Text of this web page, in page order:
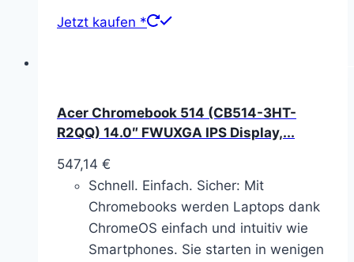
Jetzt kaufen *
Acer Chromebook 514 (CB514-3HT-
R2QQ) 14.0″ FWUXGA IPS Display,...
547,14 €
Schnell. Einfach. Sicher: Mit
Chromebooks werden Laptops dank
ChromeOS einfach und intuitiv wie
Smartphones. Sie starten in wenigen